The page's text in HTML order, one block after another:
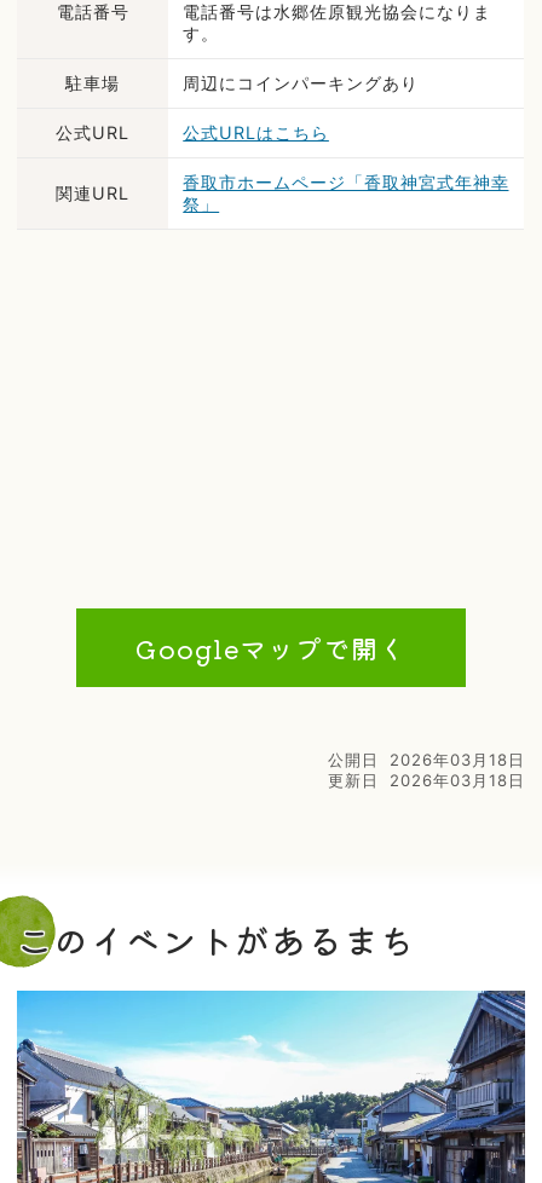
電話番号
電話番号は水郷佐原観光協会になりま
す。
駐車場 周辺にコインパーキングあり
公式URL 公式URLはこちら
関連URL
香取市ホームページ「香取神宮式年神幸
祭」
Googleマップで開く
公開日
2026年03月18日
更新日
2026年03月18日
このイベントがあるまち